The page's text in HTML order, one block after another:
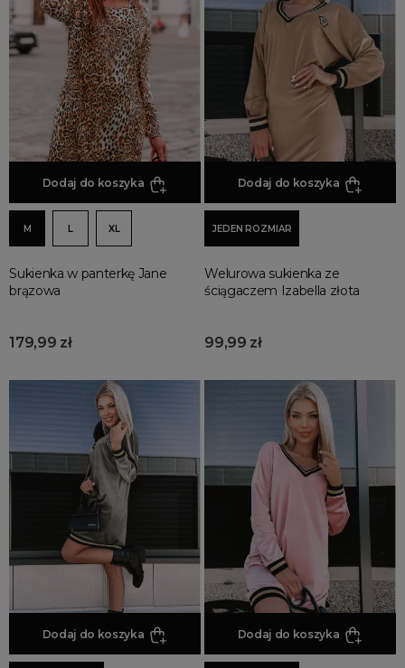
Dodaj do koszyka
M L XL
Sukienka w panterkę Jane
brązowa
179,99 zł
Dodaj do koszyka
JEDEN ROZMIAR
Welurowa sukienka ze
ściągaczem Izabella złota
99,99 zł
Dodaj do koszyka Dodaj do koszyka